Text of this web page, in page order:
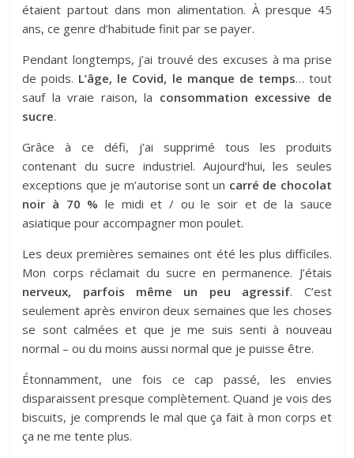
étaient partout dans mon alimentation. À presque 45
ans, ce genre d’habitude finit par se payer.
Pendant longtemps, j’ai trouvé des excuses à ma prise
de poids. L’âge, le Covid, le manque de temps… tout
sauf la vraie raison, la consommation excessive de
sucre.
Grâce à ce défi, j’ai supprimé tous les produits
contenant du sucre industriel. Aujourd’hui, les seules
exceptions que je m’autorise sont un carré de chocolat
noir à 70 % le midi et / ou le soir et de la sauce
asiatique pour accompagner mon poulet.
Les deux premières semaines ont été les plus difficiles.
Mon corps réclamait du sucre en permanence. J’étais
nerveux, parfois même un peu agressif. C’est
seulement après environ deux semaines que les choses
se sont calmées et que je me suis senti à nouveau
normal – ou du moins aussi normal que je puisse être.
Étonnamment, une fois ce cap passé, les envies
disparaissent presque complètement. Quand je vois des
biscuits, je comprends le mal que ça fait à mon corps et
ça ne me tente plus.